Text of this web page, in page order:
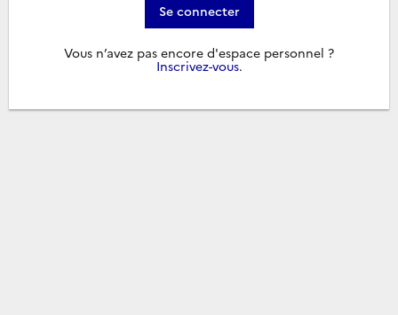
Se connecter
Vous n’avez pas encore d'espace personnel ?
Inscrivez-vous.